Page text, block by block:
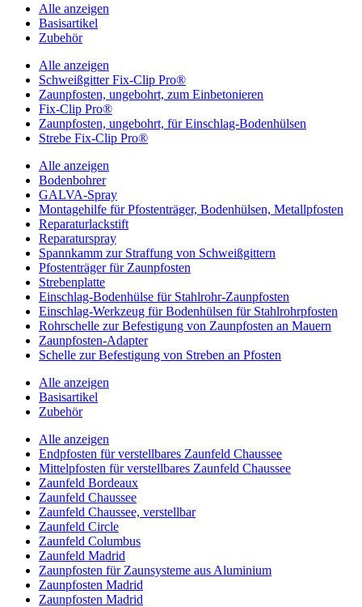
Alle anzeigen
Basisartikel
Zubehör
Alle anzeigen
Schweißgitter Fix-Clip Pro®
Zaunpfosten, ungebohrt, zum Einbetonieren
Fix-Clip Pro®
Zaunpfosten, ungebohrt, für Einschlag-Bodenhülsen
Strebe Fix-Clip Pro®
Alle anzeigen
Bodenbohrer
GALVA-Spray
Montagehilfe für Pfostenträger, Bodenhülsen, Metallpfosten
Reparaturlackstift
Reparaturspray
Spannkamm zur Straffung von Schweißgittern
Pfostenträger für Zaunpfosten
Strebenplatte
Einschlag-Bodenhülse für Stahlrohr-Zaunpfosten
Einschlag-Werkzeug für Bodenhülsen für Stahlrohrpfosten
Rohrschelle zur Befestigung von Zaunpfosten an Mauern
Zaunpfosten-Adapter
Schelle zur Befestigung von Streben an Pfosten
Alle anzeigen
Basisartikel
Zubehör
Alle anzeigen
Endpfosten für verstellbares Zaunfeld Chaussee
Mittelpfosten für verstellbares Zaunfeld Chaussee
Zaunfeld Bordeaux
Zaunfeld Chaussee
Zaunfeld Chaussee, verstellbar
Zaunfeld Circle
Zaunfeld Columbus
Zaunfeld Madrid
Zaunpfosten für Zaunsysteme aus Aluminium
Zaunpfosten Madrid
Zaunpfosten Madrid